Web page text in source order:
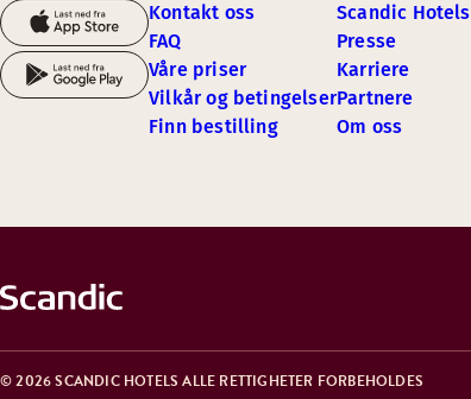
Kontakt oss
FAQ
Våre priser
Vilkår og betingelser
Finn bestilling
Scandic Hotels
Presse
Karriere
Partnere
Om oss
© 2026 SCANDIC HOTELS ALLE RETTIGHETER FORBEHOLDES